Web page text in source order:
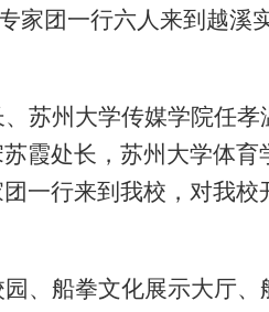
家团一行六人来到越溪
苏州大学传媒学院任孝
霞处长，苏州大学体育
一行来到我校，对我校
、船拳文化展示大厅、